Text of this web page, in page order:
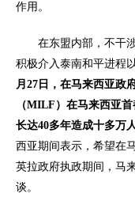
作用。
在东盟内部，不干涉
积极介入泰南和平进程
月 27 日，在马来西亚政
（MILF ）在马来西亚
长达40多年造成十多万
西亚期间表示，希望在
英拉政府执政期间，马
谈。